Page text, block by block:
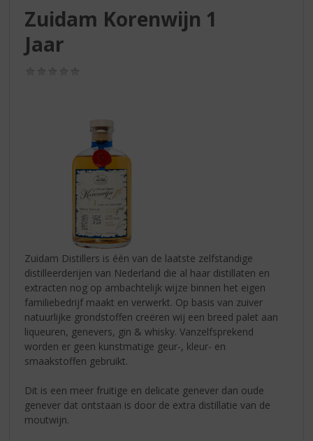
Zuidam Korenwijn 1
Jaar
Zuidam Distillers is één van de laatste zelfstandige
distilleerderijen van Nederland die al haar distillaten en
extracten nog op ambachtelijk wijze binnen het eigen
familiebedrijf maakt en verwerkt. Op basis van zuiver
natuurlijke grondstoffen creëren wij een breed palet aan
liqueuren, genevers, gin & whisky. Vanzelfsprekend
worden er geen kunstmatige geur-, kleur- en
smaakstoffen gebruikt.
Dit is een meer fruitige en delicate genever dan oude
genever dat ontstaan is door de extra distillatie van de
moutwijn.